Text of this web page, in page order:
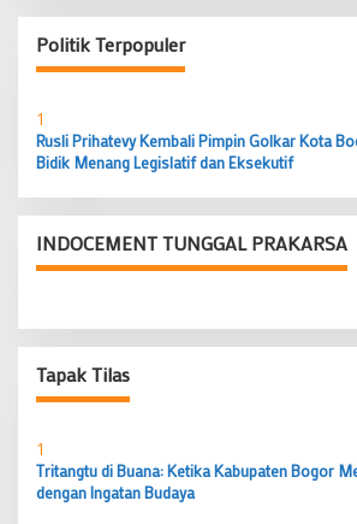
Politik Terpopuler
1
Rusli Prihatevy Kembali Pimpin Golkar Kota
Bidik Menang Legislatif dan Eksekutif
INDOCEMENT TUNGGAL PRAKARSA
Tapak Tilas
1
Tritangtu di Buana: Ketika Kabupaten Bogor
dengan Ingatan Budaya